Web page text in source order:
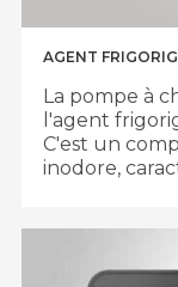
AGENT
La pompe à
l'agent
C'est un
inodore,